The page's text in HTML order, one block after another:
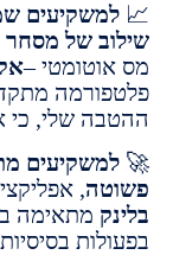
של מסחר בארץ
–אקסלנס
מתקדמת
שלי, כי אם לא
מתחילים
, אפליקציה נוחה
מתאימה במיוחד
בסיסיות.